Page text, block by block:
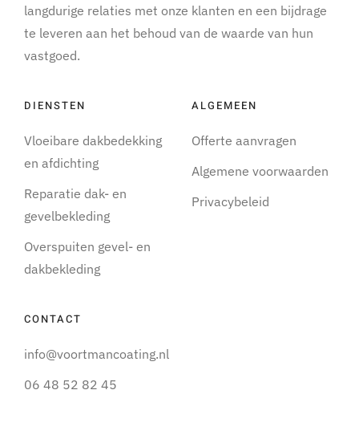
langdurige relaties met onze klanten en een bijdrage
te leveren aan het behoud van de waarde van hun
vastgoed.
DIENSTEN
Vloeibare dakbedekking
en afdichting
Reparatie dak- en
gevelbekleding
Overspuiten gevel- en
dakbekleding
ALGEMEEN
Offerte aanvragen
Algemene voorwaarden
Privacybeleid
CONTACT
info@voortmancoating.nl
06 48 52 82 45